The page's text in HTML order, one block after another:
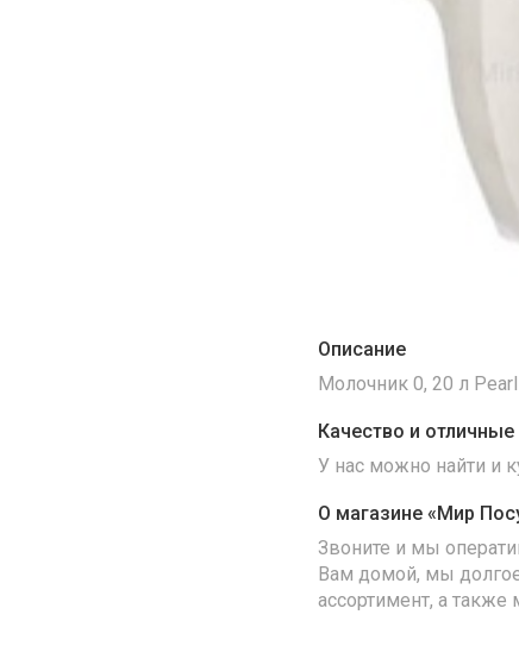
Описание
Молочник 0, 20 л
Качество и
У нас можно найти и
О магазине «Мир
Звоните и мы
Вам домой, мы
ассортимент, а также